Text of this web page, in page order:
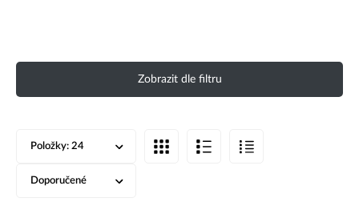
Zobrazit dle filtru
Položky: 24
Doporučené